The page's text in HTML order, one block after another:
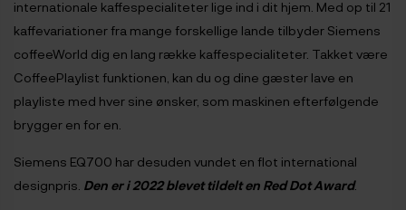
internationale kaffespecialiteter lige ind i dit hjem. Med op til 21
kaffevariationer fra mange forskellige lande tilbyder Siemens
coffeeWorld dig en lang række kaffespecialiteter. Takket være
CoffeePlaylist funktionen, kan du og dine gæster lave en
playliste med hver sine ønsker, som maskinen efterfølgende
brygger en for en.
Siemens EQ700 har desuden vundet en flot international
designpris. Den er i 2022 blevet tildelt en Red Dot Award.